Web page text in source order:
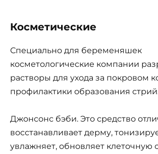
Косметические
Специально для беременяшек
косметологические компании
растворы для ухода за покровом
профилактики образования
Джонсонс бэби. Это средство
восстанавливает дерму,
увлажняет, обновляет клеточную